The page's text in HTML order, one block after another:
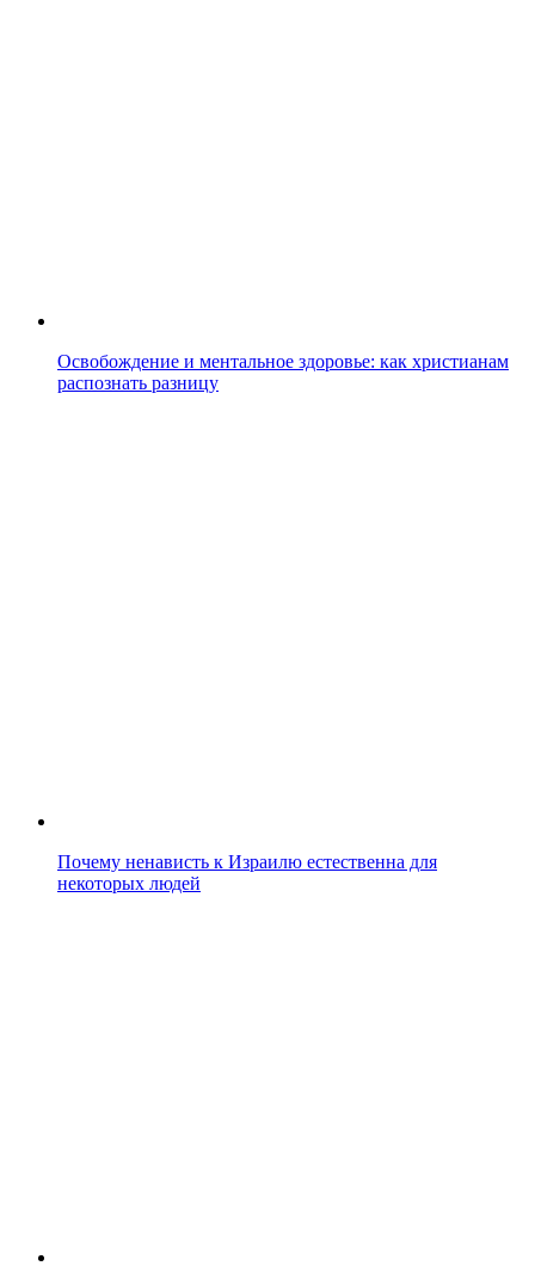
Освобождение и ментальное здоровье: как христианам
распознать разницу
Почему ненависть к Израилю естественна для
некоторых людей